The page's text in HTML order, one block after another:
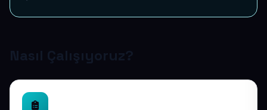
Nasıl Çalışıyoruz?